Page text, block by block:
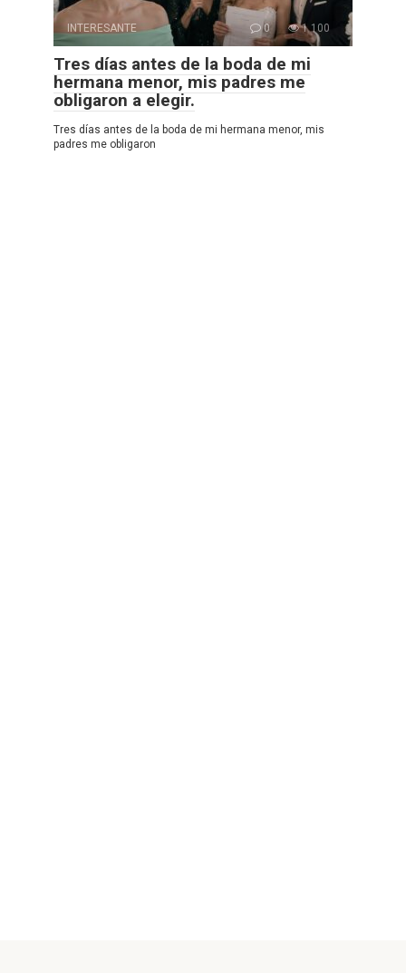
INTERESANTE 0 1 100
Tres días antes de la boda de mi
hermana menor, mis padres me
obligaron a elegir.
Tres días antes de la boda de mi hermana menor, mis
padres me obligaron